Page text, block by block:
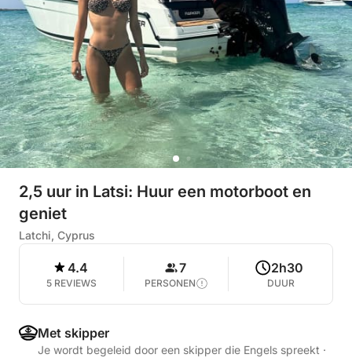
2,5 uur in Latsi: Huur een motorboot en
geniet
Latchi, Cyprus
4.4
5 REVIEWS
7
PERSONEN
2h30
DUUR
Met skipper
Je wordt begeleid door een skipper die Engels spreekt ·